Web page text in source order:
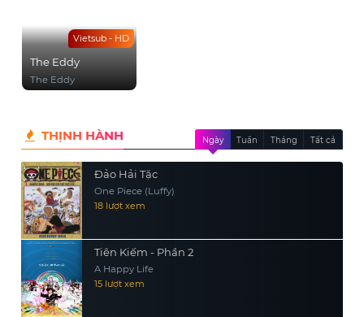
Vietsub - HD
The Eddy
The Eddy
THỊNH HÀNH Ngày Tuần Tháng Tất cả
Đảo Hải Tặc
One Piece (Luffy)
18 lượt xem
Tiên Kiếm - Phần 2
A Happy Life
15 lượt xem